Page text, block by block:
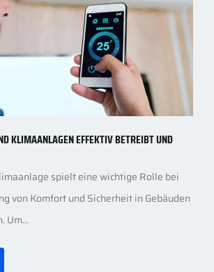
KLIMAANLAGEN EFFEKTIV BETREIBT UND
spielt eine wichtige Rolle bei
von Komfort und Sicherheit in Gebäuden